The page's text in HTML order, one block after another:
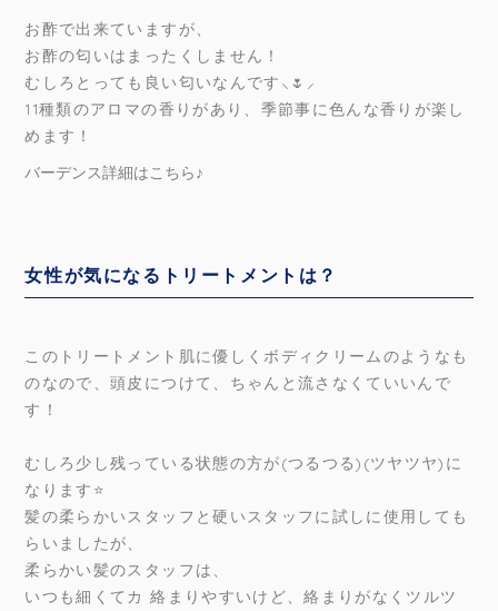
お酢で出来ていますが、
お酢の匂いはまったくしません！
むしろとっても良い匂いなんです⸜🌷︎⸝‍
11種類のアロマの香りがあり、季節事に色んな香りが楽し
めます！
バーデンス詳細はこちら♪
女性が気になるトリートメントは？
このトリートメント肌に優しくボディクリームのようなも
のなので、頭皮につけて、ちゃんと流さなくていいんで
す！
むしろ少し残っている状態の方が(つるつる)(ツヤツヤ)に
なります⭐️
髪の柔らかいスタッフと硬いスタッフに試しに使用しても
らいましたが、
柔らかい髪のスタッフは、
いつも細くてカ 絡まりやすいけど、絡まりがなくツルツ